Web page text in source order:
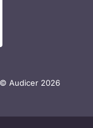
Audicer 2026